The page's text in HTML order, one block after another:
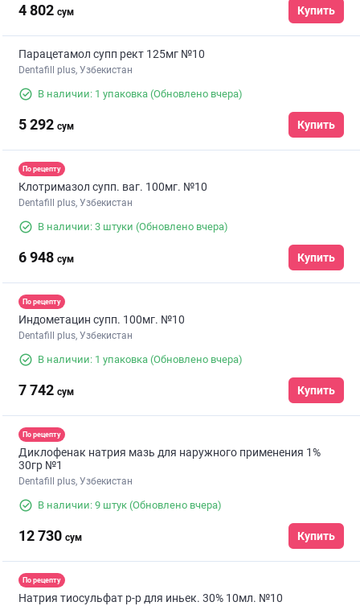
4 802 сум Купить
Парацетамол супп рект 125мг №10
Dentafill plus, Узбекистан
В наличии: 1 упаковка (Обновлено вчера)
5 292 сум Купить
По рецепту
Клотримазол супп. ваг. 100мг. №10
Dentafill plus, Узбекистан
В наличии: 3 штуки (Обновлено вчера)
6 948 сум Купить
По рецепту
Индометацин супп. 100мг. №10
Dentafill plus, Узбекистан
В наличии: 1 упаковка (Обновлено вчера)
7 742 сум Купить
По рецепту
Диклофенак натрия мазь для наружного применения 1%
30гр №1
Dentafill plus, Узбекистан
В наличии: 9 штук (Обновлено вчера)
12 730 сум Купить
По рецепту
Натрия тиосульфат р-р для иньек. 30% 10мл. №10